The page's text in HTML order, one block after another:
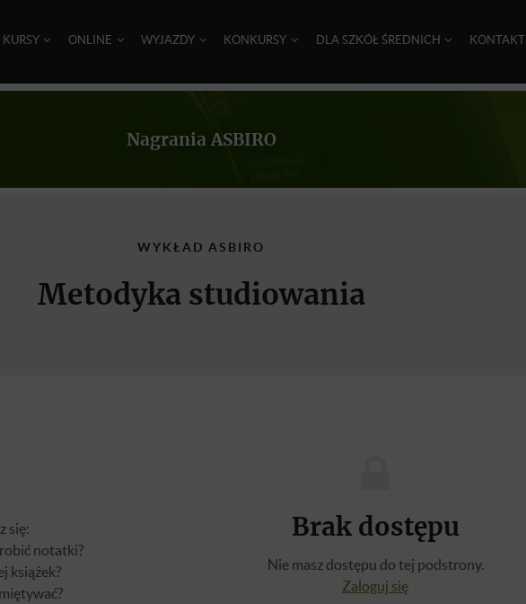
ONLINE WYJAZDY KONKURSY DLA SZKÓŁ ŚREDNICH KONTAKT
Nagrania ASBIRO
WYKŁAD ASBIRO
Metodyka studiowania
się:
notatki?
książek?
Brak dostępu
Nie masz dostępu do tej podstrony.
Zaloguj się